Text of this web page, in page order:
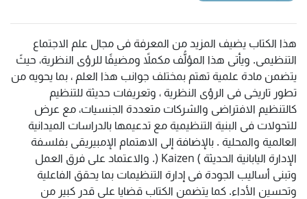
هذا الكتاب يضيف المزيد من المعرفة فى مجال علم الاجتماع
التنظيمى. ويأتى هذا المؤلُّف مكملاً ومضيفًا للرؤى النظرية، حيثً
يتضمن مادة علمية تهتم بمختلف جوانب هذا العلم ، بما يحويه من
تطور تاريخى فى الرؤى النظرية ، وتعريفات حديثة للتنظيم
كالتنظيم الافتراضى والشركات متعددة الجنسيات، مع عرض
للتحولات فى البنية التنظيمية مع تدعيمها بالدراسات الميدانية
العالمية والمحلية . بالإضافة إلى الاهتمام الإمبيريقى بفلسفة
الإدارة اليابانية الحديثة ) Kaizen (. والاعتماد على فرق العمل
وتبنى أساليب الجودة فى إدارة التنظيمات بما يحقق الفاعلية
وتحسين الأداء. كما يتضمن الكتاب قضايا على قدر كبير من